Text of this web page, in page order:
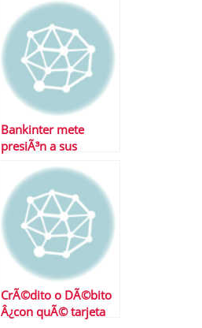
deposito?
Bankinter mete
presiÃ³n a sus
cuenta nÃ³mina
CrÃ©dito o DÃ©bito
Â¿con quÃ© tarjeta